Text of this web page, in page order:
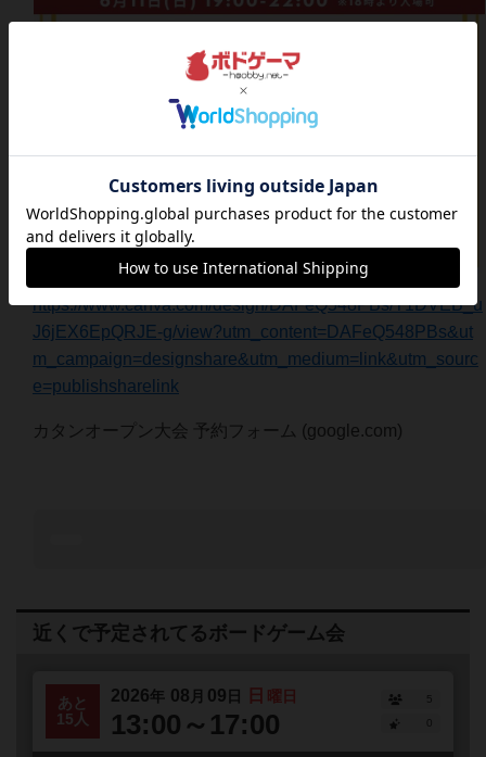
https://www.canva.com/design/DAFeQ548PBs/T1DVEB_u
J6jEX6EpQRJE-g/view?utm_content=DAFeQ548PBs&ut
m_campaign=designshare&utm_medium=link&utm_sourc
e=publishsharelink
カタンオープン大会 予約フォーム (google.com)
近くで予定されてるボードゲーム会
あと
15人
2026年 08 月 09 日 日 曜日
13:00～17:00
5